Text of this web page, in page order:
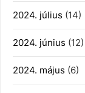
2024. július (14)
2024. június (12)
2024. május (6)